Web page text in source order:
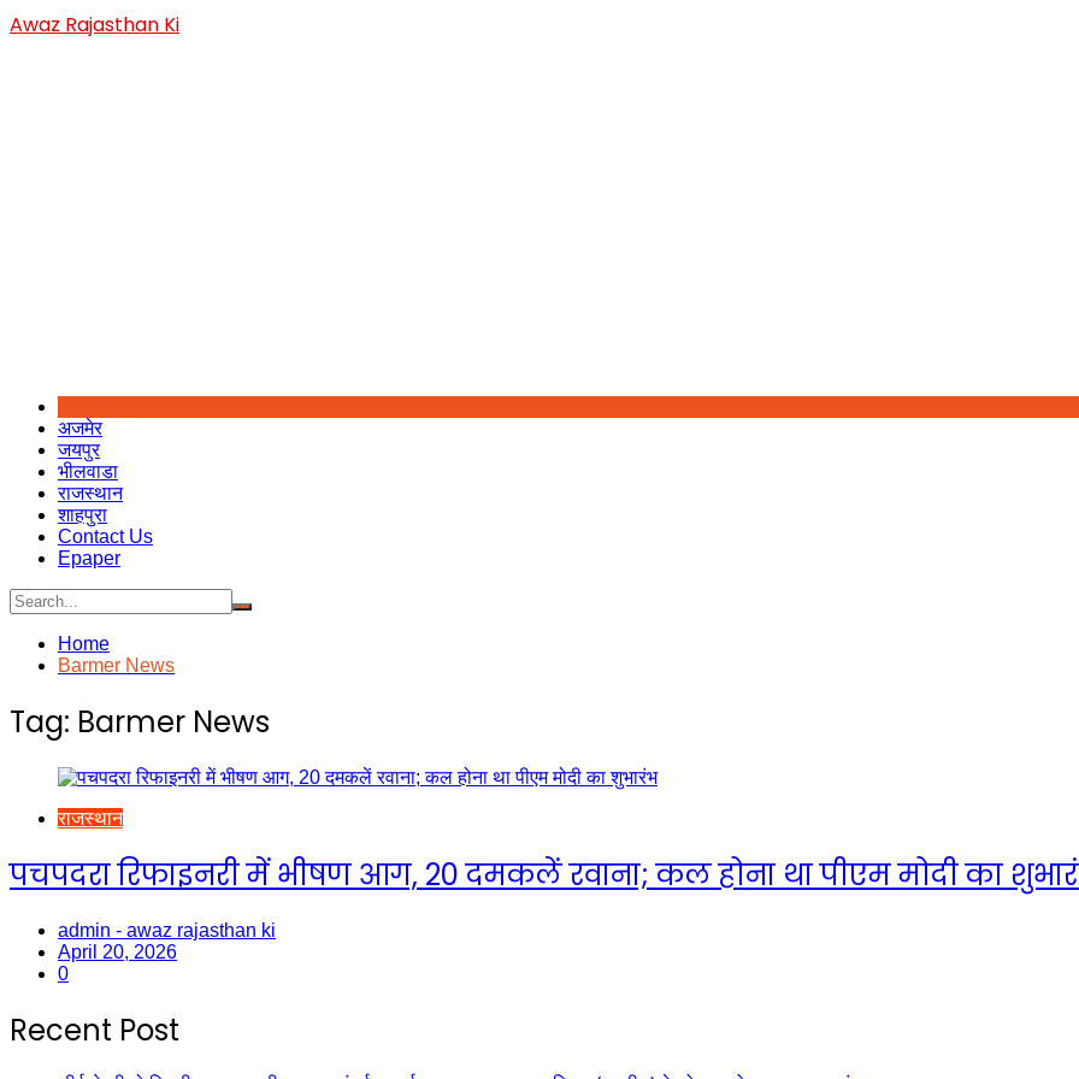
Skip
to
Awaz Rajasthan Ki
अजमेर
जयपुर
भीलवाडा
राजस्थान
शाहपुरा
Contact Us
Epaper
Home
Barmer News
Tag: Barmer News
राजस्थान
पचपदरा रिफाइनरी में भीषण आग, 20 दमकलें रवाना; कल होना था पीएम मोदी का
admin - awaz rajasthan ki
April 20, 2026
0
Recent Post